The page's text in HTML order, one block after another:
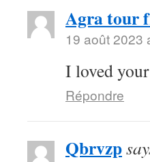
Agra tour
19 août 2023
I loved
Répondre
Qbrvzp